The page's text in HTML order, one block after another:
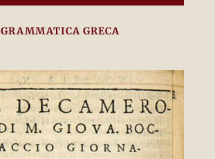
GRAMMATICA GRECA